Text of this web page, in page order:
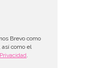
Brevo como
como el